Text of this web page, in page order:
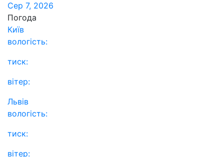
Сер 7, 2026
Погода
Київ
вологість:
тиск:
вітер:
Львів
вологість:
тиск:
вітер: